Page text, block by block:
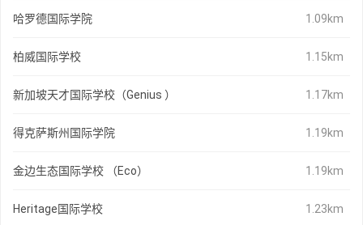
哈罗德国际学院 1.09km
柏威国际学校 1.15km
新加坡天才国际学校（Genius ） 1.17km
得克萨斯州国际学院 1.19km
金边生态国际学校 （Eco） 1.19km
Heritage国际学校 1.23km